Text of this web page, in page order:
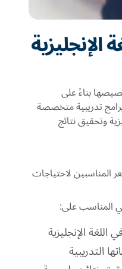
الإنجليزية
بناءً على
تدريبية متخصصة
وتحقيق نتائج
المناسبين لاحتياجات
المناسب على:
الإنجليزية
التدريبية